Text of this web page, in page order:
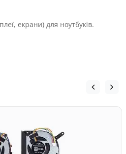
екрани) для ноутбуків.